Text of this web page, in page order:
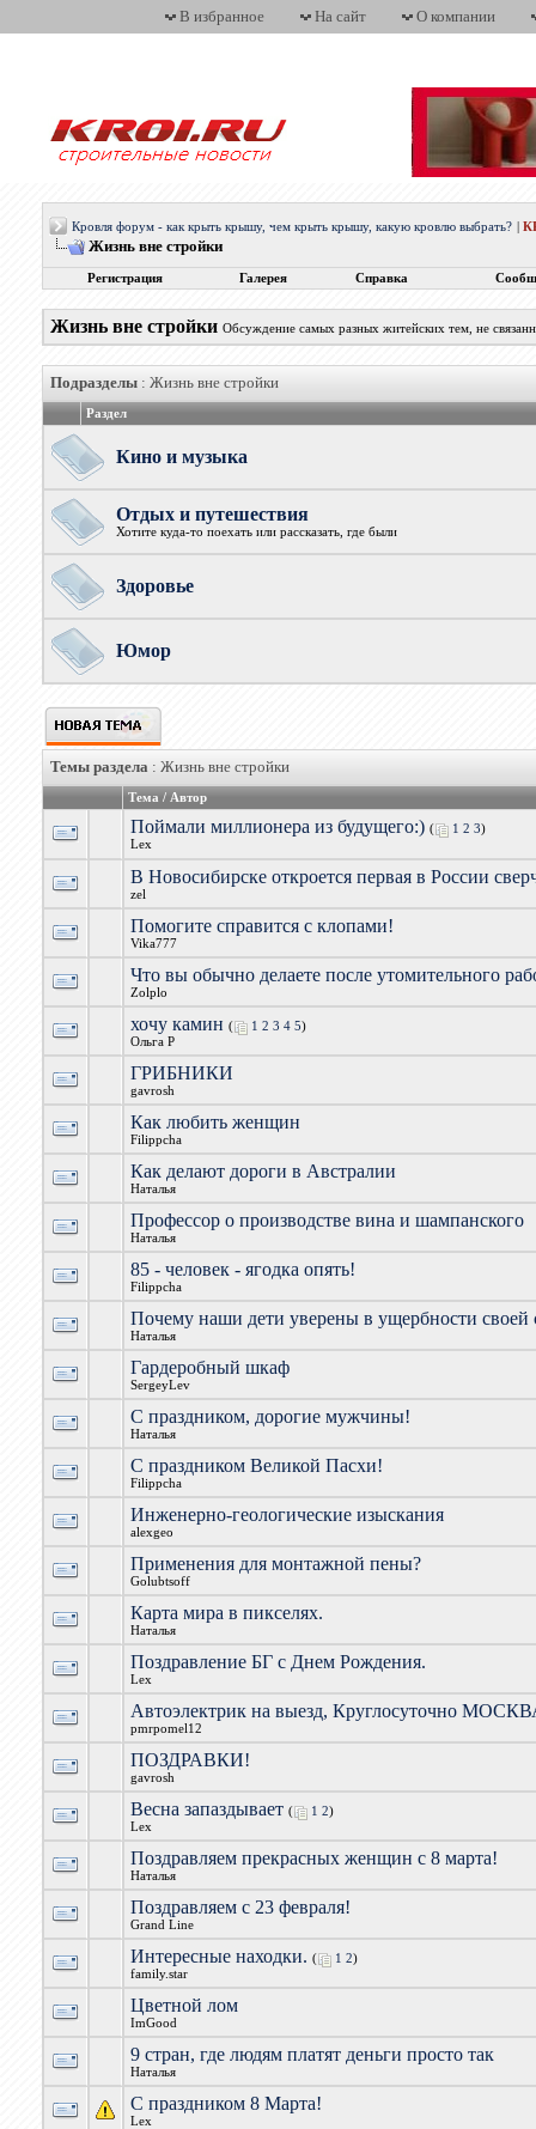
В избранное На сайт О компании
Кровля форум - как крыть крышу, чем крыть крышу, какую кровлю выбрать?
Жизнь вне стройки
Регистрация Галерея Справка
Жизнь вне стройки Обсуждение самых разных житейских тем, не
Подразделы: Жизнь вне стройки
Раздел
Кино и музыка
Отдых и путешествия
Хотите куда-то поехать или рассказать, где были
Здоровье
Юмор
Темы раздела: Жизнь вне стройки
Тема / Автор
Поймали миллионера из будущего:) ( 1 2 3)
Lex
В Новосибирске откроется первая в России
zel
Помогите справится с клопами!
Vika777
Что вы обычно делаете после утомительного
Zolplo
хочу камин ( 1 2 3 4 5)
Ольга Р
ГРИБНИКИ
gavrosh
Как любить женщин
Filippcha
Как делают дороги в Австралии
Наталья
Профессор о производстве вина и шампанского
Наталья
85 - человек - ягодка опять!
Filippcha
Почему наши дети уверены в ущербности своей
Наталья
Гардеробный шкаф
SergeyLev
С праздником, дорогие мужчины!
Наталья
С праздником Великой Пасхи!
Filippcha
Инженерно-геологические изыскания
alexgeo
Применения для монтажной пены?
Golubtsoff
Карта мира в пикселях.
Наталья
Поздравление БГ с Днем Рождения.
Lex
Автоэлектрик на выезд, Круглосуточно
pmrpomel12
ПОЗДРАВКИ!
gavrosh
Весна запаздывает ( 1 2)
Lex
Поздравляем прекрасных женщин с 8 марта!
Наталья
Поздравляем с 23 февраля!
Grand Line
Интересные находки. ( 1 2)
family.star
Цветной лом
ImGood
9 стран, где людям платят деньги просто так
Наталья
С праздником 8 Марта!
Lex